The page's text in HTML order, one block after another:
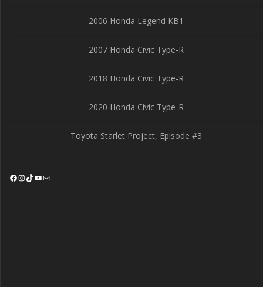
2006 Honda Legend KB1
2007 Honda Civic Type-R
2018 Honda Civic Type-R
2020 Honda Civic Type-R
Toyota Starlet Project, Episode #3
Facebook
Instagram
TikTok
YouTube
Mail